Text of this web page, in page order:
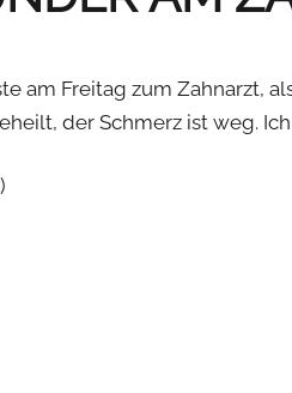
am Freitag zum Zahnarzt,
der Schmerz ist weg.